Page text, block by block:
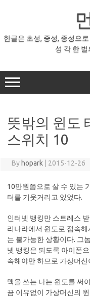
한글은 초성, 중성, 종성으
성 각 한
뜻밖의 윈도
스위치 10
By hopark 2015-12-26
10만원쯤으로 살 수 있는
터를 기웃거리고 있었다.
인터넷 뱅킹만 스트레스
리나라에서 윈도로 접속
는 불가능한 상황이다. 그
넷 뱅킹은 되도록 아이폰
속해야만 하므로 가상머
맥을 쓰는 나는 윈도를 써
끔 이유없이 가상머신의